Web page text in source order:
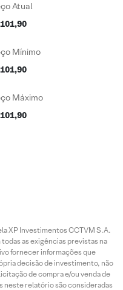
Atual
Mínimo
Máximo
XP Investimentos CCTVM S.A.
as exigências previstas na
fornecer informações que
decisão de investimento, não
de compra e/ou venda de
neste relatório são consideradas